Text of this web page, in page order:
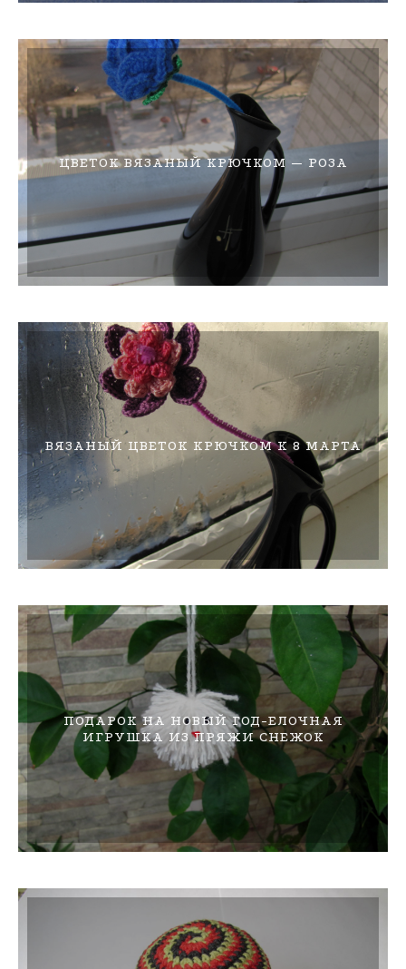
ЦВЕТОК ВЯЗАНЫЙ КРЮЧКОМ — РОЗА
ВЯЗАНЫЙ ЦВЕТОК КРЮЧКОМ К 8 МАРТА
ПОДАРОК НА НОВЫЙ ГОД-ЕЛОЧНАЯ
ИГРУШКА ИЗ ПРЯЖИ СНЕЖОК